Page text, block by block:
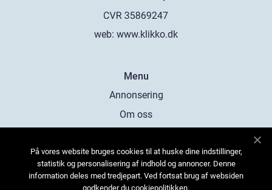
web: www.klikko.dk
Menu
Annonsering
Om oss
Kontakta oss
Sitemap
På vores website bruges cookies til at huske dine indstillinger,
statistik og personalisering af indhold og annoncer. Denne
information deles med tredjepart. Ved fortsat brug af websiden
godkender du cookiepolitikken.